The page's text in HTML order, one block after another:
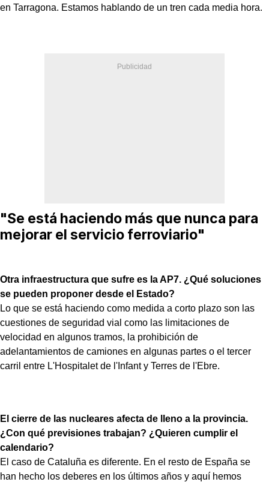
en Tarragona. Estamos hablando de un tren cada media hora.
"Se está haciendo más que nunca para
mejorar el servicio ferroviario"
Otra infraestructura que sufre es la AP7. ¿Qué soluciones
se pueden proponer desde el Estado?
Lo que se está haciendo como medida a corto plazo son las
cuestiones de seguridad vial como las limitaciones de
velocidad en algunos tramos, la prohibición de
adelantamientos de camiones en algunas partes o el tercer
carril entre L'Hospitalet de l'Infant y Terres de l'Ebre.
El cierre de las nucleares afecta de lleno a la provincia.
¿Con qué previsiones trabajan? ¿Quieren cumplir el
calendario?
El caso de Cataluña es diferente. En el resto de España se
han hecho los deberes en los últimos años y aquí hemos